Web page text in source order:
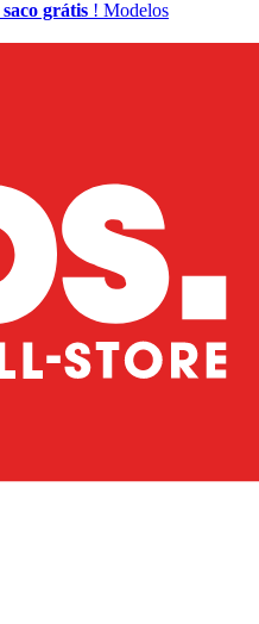
saco grátis ! Modelos